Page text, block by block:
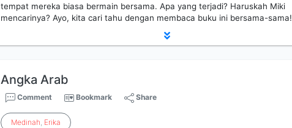
tempat mereka biasa bermain bersama. Apa yang terjadi? Haruskah Miki
mencarinya? Ayo, kita cari tahu dengan membaca buku ini bersama-sama!
Angka Arab
Comment Bookmark Share
Medinah, Erika